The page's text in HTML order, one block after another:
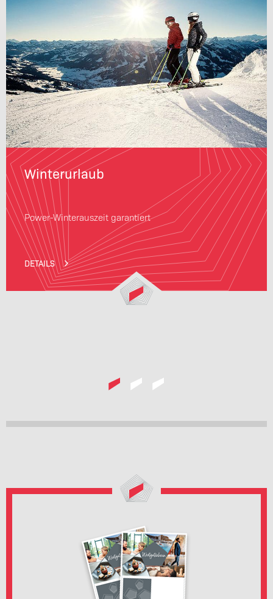
Winterurlaub
Power-Winterauszeit garantiert
DETAILS